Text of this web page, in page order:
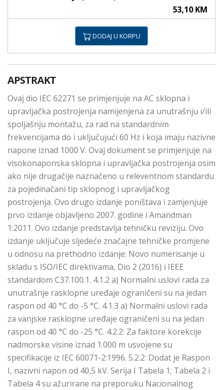
53,10 KM
DODAJ U KORPU
APSTRAKT
Ovaj dio IEC 62271 se primjenjuje na AC sklopna i
upravljačka postrojenja namijenjena za unutrašnju i/ili
spoljašnju montažu, za rad na standardnim
frekvencijama do i uključujući 60 Hz i koja imaju nazivne
napone iznad 1000 V. Ovaj dokument se primjenjuje na
visokonaponska sklopna i upravljačka postrojenja osim
ako nije drugačije naznačeno u releventnom standardu
za pojedinačani tip sklopnog i upravljačkog
postrojenja. Ovo drugo izdanje poništava i zamjenjuje
prvo izdanje objavljeno 2007. godine i Amandman
1:2011. Ovo izdanje predstavlja tehničku reviziju. Ovo
izdanje uključuje sljedeće značajne tehničke promjene
u odnosu na prethodno izdanje: Novo numerisanje u
skladu s ISO/IEC direktivama, Dio 2 (2016) i IEEE
standardom C37.100.1. 4.1.2 a) Normalni uslovi rada za
unutrašnje rasklopne uređaje ograničeni su na jedan
raspon od 40 °C do -5 °C. 4.1.3 a) Normalni uslovi rada
za vanjske rasklopne uređaje ograničeni su na jedan
raspon od 40 °C do -25 °C. 4.2.2: Za faktore korekcije
nadmorske visine iznad 1.000 m usvojene su
specifikacije iz IEC 60071-2:1996. 5.2.2: Dodat je Raspon
I, nazivni napon od 40,5 kV. Serija I Tabela 1; Tabela 2 i
Tabela 4 su ažurirane na preporuku Nacionalnog